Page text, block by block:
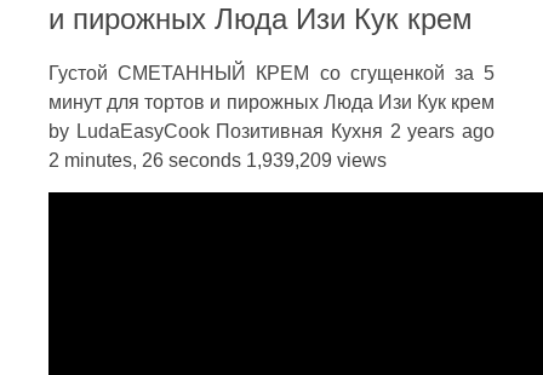
и пирожных Люда Изи Кук крем
Густой СМЕТАННЫЙ КРЕМ со сгущенкой за 5
минут для тортов и пирожных Люда Изи Кук крем
by LudaEasyCook Позитивная Кухня 2 years ago
2 minutes, 26 seconds 1,939,209 views